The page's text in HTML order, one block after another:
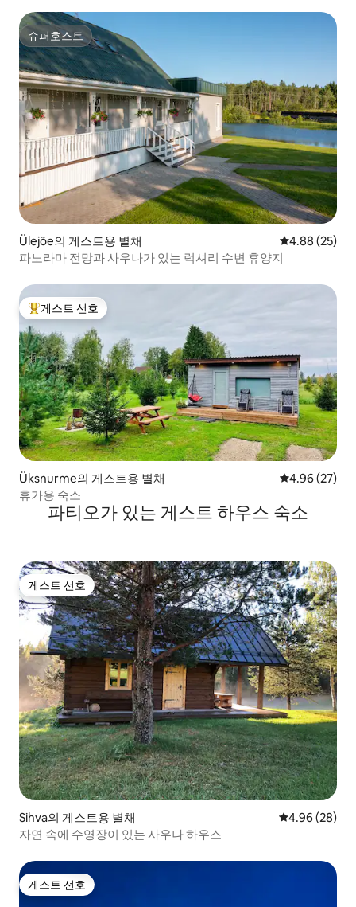
슈퍼호스트
슈퍼호스트
Ülejõe의 게스트용 별채 평점 4.88점(5
4.88 (25)
파노라마 전망과 사우나가 있는 럭셔리 수변 휴양지
상위 게스트 선호
게스트 선호
Üksnurme의 게스트용 별채 평점 4.96점(5
4.96 (27)
휴가용 숙소
파티오가 있는 게스트 하우스 숙소
게스트 선호
게스트 선호
Sihva의 게스트용 별채 평점 4.96점(5
4.96 (28)
자연 속에 수영장이 있는 사우나 하우스
게스트 선호
게스트 선호